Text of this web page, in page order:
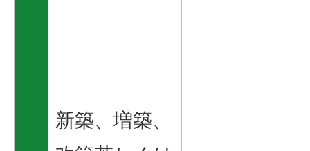
新築、増築、